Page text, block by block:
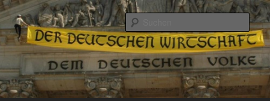
Reizzentrum
Politik, Wirtschaft, Soziales und Gesellschaft